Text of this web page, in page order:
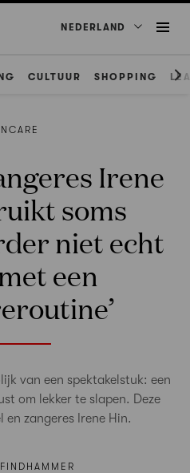
NEDERLAND
CULTUUR SHOPPING
Irene
soms
niet echt
een
van een spektakelstuk: een
om lekker te slapen. Deze
en zangeres Irene Hin.